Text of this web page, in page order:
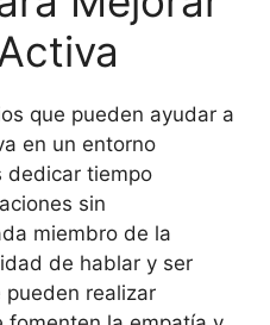
que pueden ayudar a
en un entorno
dedicar tiempo
sin
miembro de la
de hablar y ser
pueden realizar